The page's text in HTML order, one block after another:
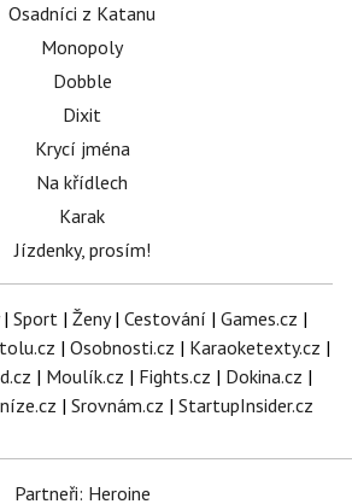
Osadníci z Katanu
Monopoly
Dobble
Dixit
Krycí jména
Na křídlech
Karak
Jízdenky, prosím!
| Sport | Ženy| Cestování | Games.cz |
| Osobnosti.cz | Karaoketexty.cz |
| Moulík.cz | Fights.cz | Dokina.cz |
| Srovnám.cz | StartupInsider.cz
Partneři: Heroine